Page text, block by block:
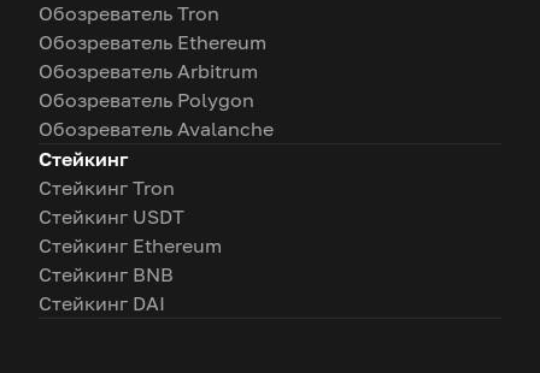
Обозреватель Tron
Обозреватель Ethereum
Обозреватель Arbitrum
Обозреватель Polygon
Обозреватель Avalanche
Стейкинг
Стейкинг Tron
Стейкинг USDT
Стейкинг Ethereum
Стейкинг BNB
Стейкинг DAI